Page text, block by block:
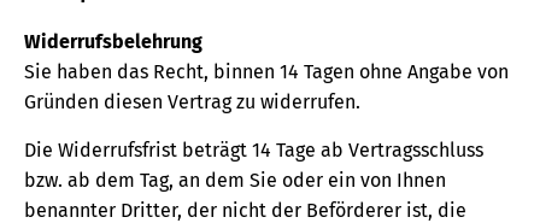
Widerrufsbelehrung
Sie haben das Recht, binnen 14 Tagen ohne Angabe von
Gründen diesen Vertrag zu widerrufen.
Die Widerrufsfrist beträgt 14 Tage ab Vertragsschluss
bzw. ab dem Tag, an dem Sie oder ein von Ihnen
benannter Dritter, der nicht der Beförderer ist, die